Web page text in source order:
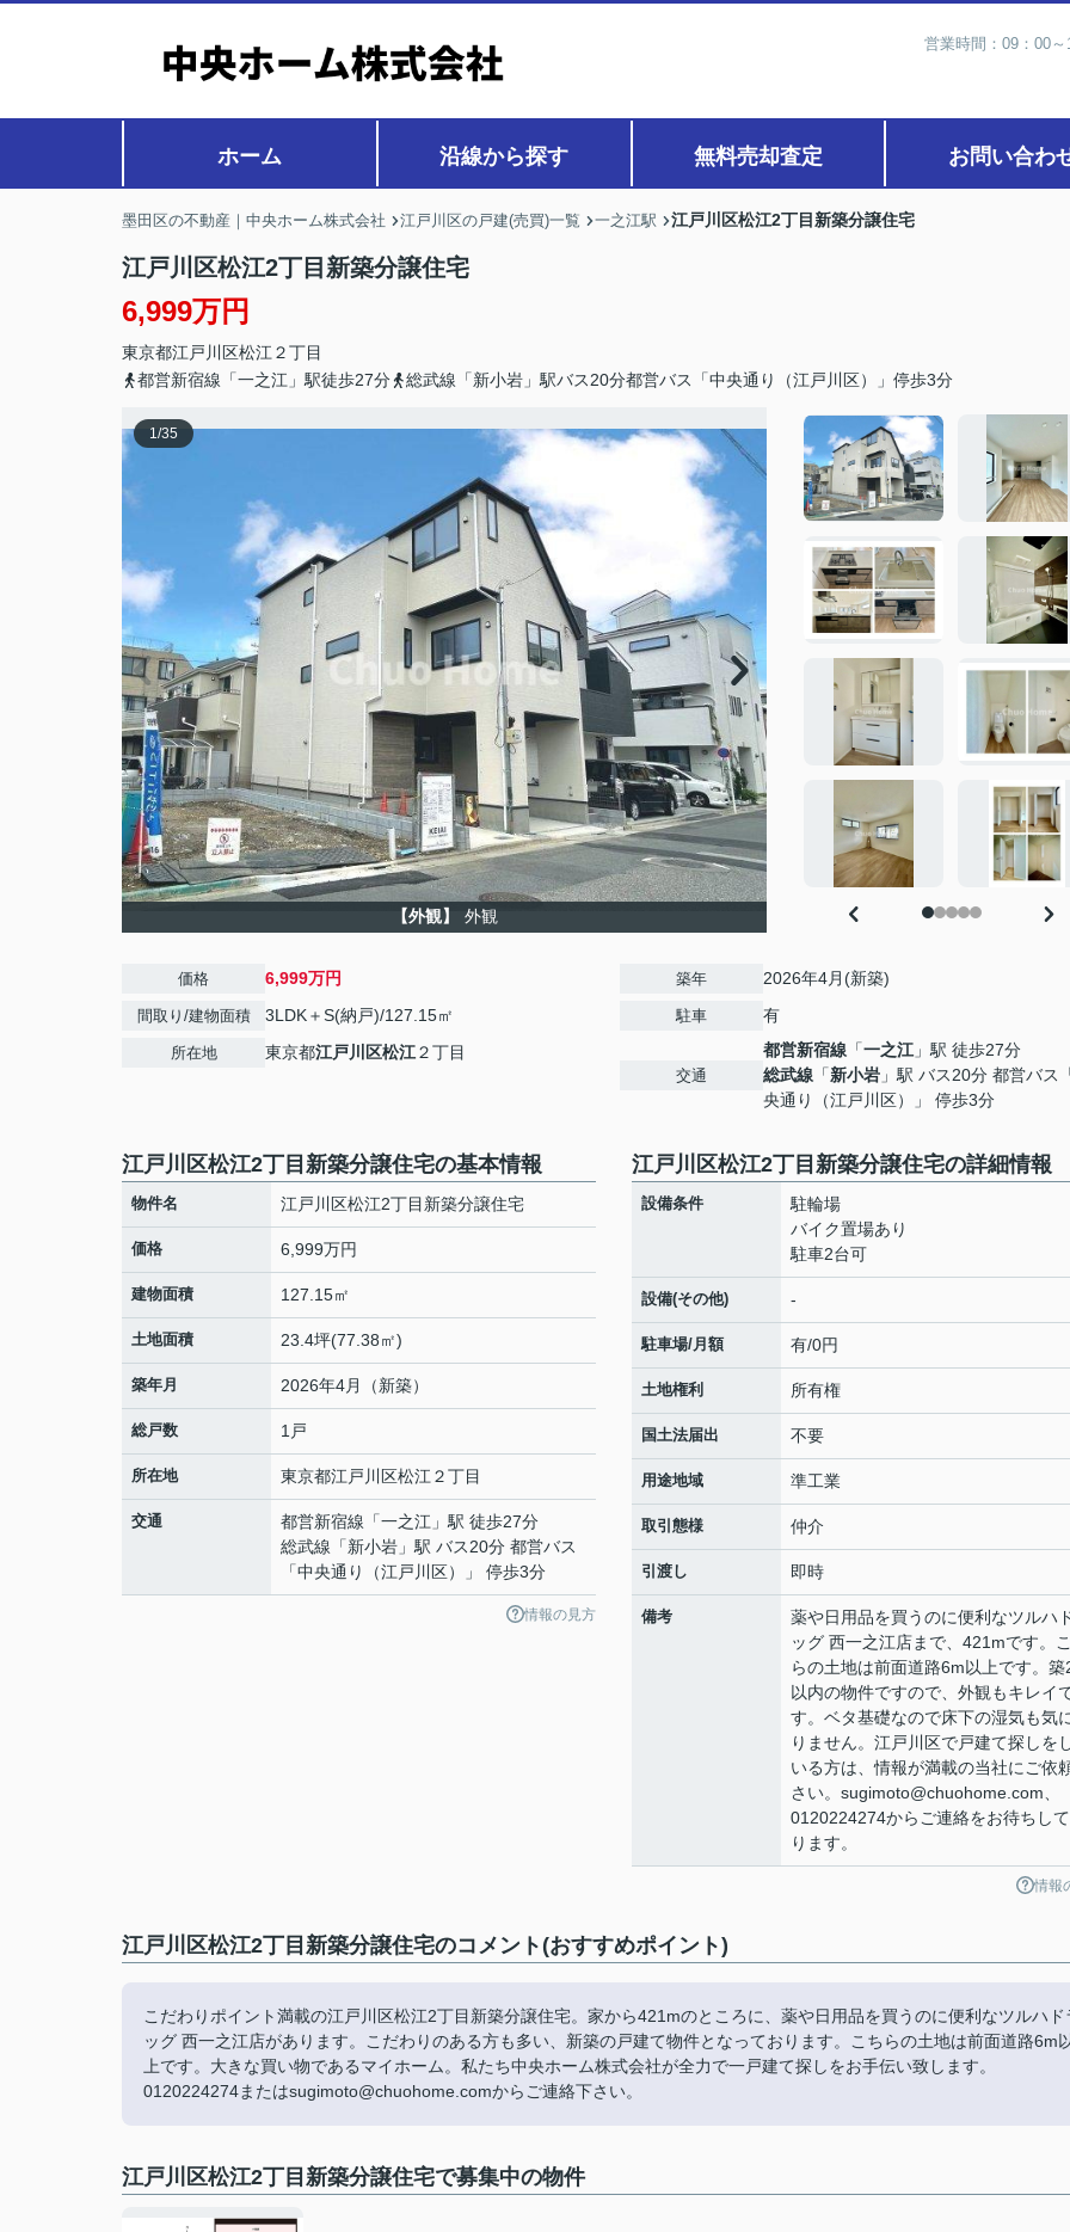
営業時間：09：00
ホーム 沿線から探す 無料売却査定 お問い合わ
墨田区の不動産｜中央ホーム株式会社 江戸川区の戸建(売買)一覧 一之江駅 江戸川区松江2丁目新築分譲住宅
江戸川区松江2丁目新築分譲住宅
6,999万円
東京都江戸川区松江 ２丁目
都営新宿線「一之江」駅徒歩27分
総武線「新小岩」駅バス20分都営バス「中央通り（江戸川区）」停歩3分
1/35
【外観】 外観
価格 6,999万円
間取り/建物面積 3LDK＋S(納戸)/127.15㎡
所在地 東京都江戸川区松江２丁目
築年 2026年4月(新築)
駐車 有
交通
都営新宿線 「一之江 」駅 徒歩27分
総武線 「新小岩 」駅 バス20分 都営バス
央通り（江戸川区）」 停歩3分
江戸川区松江2丁目新築分譲住宅の基本情報
物件名 江戸川区松江2丁目新築分譲住宅
価格 6,999万円
建物面積 127.15㎡
土地面積 23.4坪(77.38㎡)
築年月 2026年4月（新築）
総戸数 1戸
所在地 東京都江戸川区松江 ２丁目
交通 都営新宿線 「一之江 」駅 徒歩27分
総武線 「新小岩 」駅 バス20分 都営バス
「中央通り（江戸川区）」 停歩3分
情報の見方
江戸川区松江2丁目新築分譲住宅の詳細情報
設備条件
駐輪場
バイク置場あり
駐車2台可
設備(その他) -
駐車場/月額 有/0円
土地権利 所有権
国土法届出 不要
用途地域 準工業
取引態様 仲介
引渡し 即時
備考
薬や日用品を買うのに便利なツルハ
ッグ 西一之江店まで、421mです。
らの土地は前面道路6m以上です。築
以内の物件ですので、外観もキレイ
す。ベタ基礎なので床下の湿気も気
りません。江戸川区で戸建て探しを
いる方は、情報が満載の当社にご依
さい。sugimoto@chuohome.com、
0120224274からご連絡をお待ちし
ります。
情報
江戸川区松江2丁目新築分譲住宅のコメント(おすすめポイント)
こだわりポイント満載の江戸川区松江2丁目新築分譲住宅。家から421mのところに、薬や日用品を買うのに便利なツルハド
ッグ 西一之江店があります。こだわりのある方も多い、新築の戸建て物件となっております。こちらの土地は前面道路6m
上です。大きな買い物であるマイホーム。私たち中央ホーム株式会社が全力で一戸建て探しをお手伝い致します。
0120224274またはsugimoto@chuohome.comからご連絡下さい。
江戸川区松江2丁目新築分譲住宅で募集中の物件